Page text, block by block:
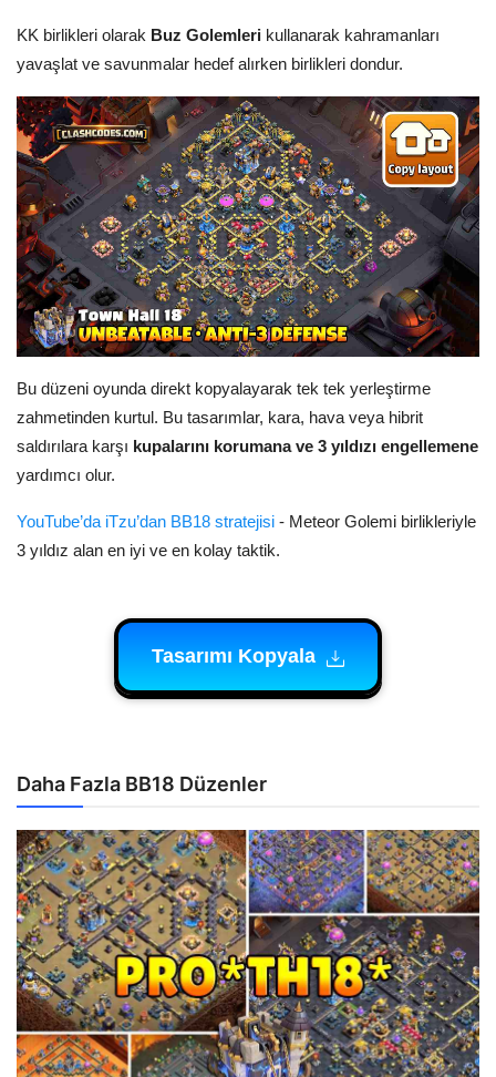
KK birlikleri olarak Buz Golemleri kullanarak kahramanları
yavaşlat ve savunmalar hedef alırken birlikleri dondur.
Bu düzeni oyunda direkt kopyalayarak tek tek yerleştirme
zahmetinden kurtul. Bu tasarımlar, kara, hava veya hibrit
saldırılara karşı kupalarını korumana ve 3 yıldızı engellemene
yardımcı olur.
YouTube’da iTzu’dan BB18 stratejisi - Meteor Golemi birlikleriyle
3 yıldız alan en iyi ve en kolay taktik.
Tasarımı Kopyala
Daha Fazla BB18 Düzenler